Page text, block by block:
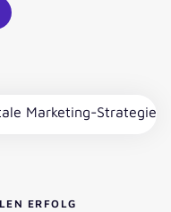
Marketing-Strategien
ERFOLG